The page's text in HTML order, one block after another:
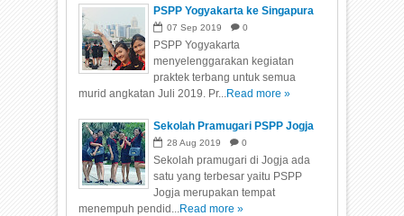
PSPP Yogyakarta ke Singapura
07 Sep 2019 0
PSPP Yogyakarta
menyelenggarakan kegiatan
praktek terbang untuk semua
murid angkatan Juli 2019. Pr...Read more »
Sekolah Pramugari PSPP Jogja
28 Aug 2019 0
Sekolah pramugari di Jogja ada
satu yang terbesar yaitu PSPP
Jogja merupakan tempat
menempuh pendid...Read more »